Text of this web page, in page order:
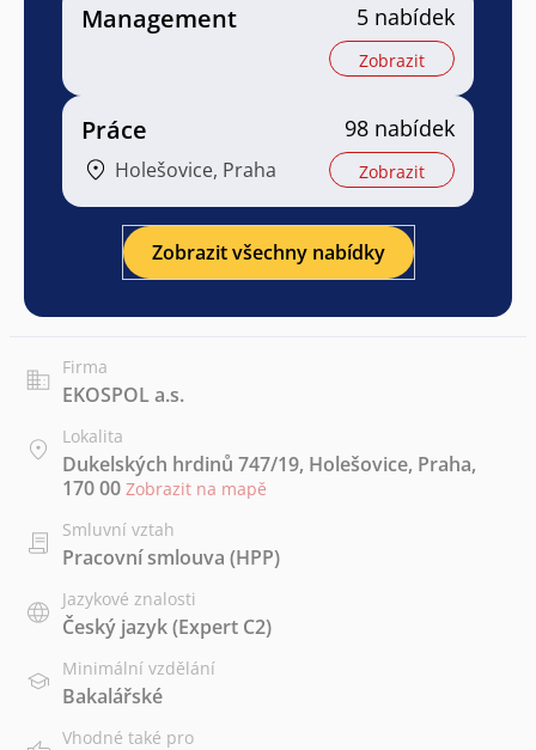
Management 5 nabídek
Zobrazit
Práce
Holešovice, Praha
98 nabídek
Zobrazit
Zobrazit všechny nabídky
Firma
EKOSPOL a.s.
Lokalita
Dukelských hrdinů 747/19, Holešovice, Praha,
170 00 Zobrazit na mapě
Smluvní vztah
Pracovní smlouva (HPP)
Jazykové znalosti
Český jazyk(Expert C2)
Minimální vzdělání
Bakalářské
Vhodné také pro